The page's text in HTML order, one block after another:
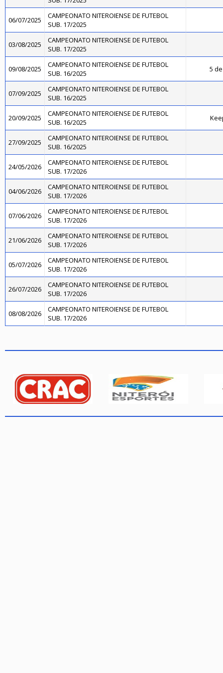
06/07/2025
CAMPEONATO NITEROIENSE DE FUTEBOL
SUB. 17/2025
03/08/2025
CAMPEONATO NITEROIENSE DE FUTEBOL
SUB. 17/2025
09/08/2025
CAMPEONATO NITEROIENSE DE FUTEBOL
SUB. 16/2025
5
07/09/2025
CAMPEONATO NITEROIENSE DE FUTEBOL
SUB. 16/2025
20/09/2025
CAMPEONATO NITEROIENSE DE FUTEBOL
SUB. 16/2025
27/09/2025
CAMPEONATO NITEROIENSE DE FUTEBOL
SUB. 16/2025
24/05/2026
CAMPEONATO NITEROIENSE DE FUTEBOL
SUB. 17/2026
04/06/2026
CAMPEONATO NITEROIENSE DE FUTEBOL
SUB. 17/2026
07/06/2026
CAMPEONATO NITEROIENSE DE FUTEBOL
SUB. 17/2026
21/06/2026
CAMPEONATO NITEROIENSE DE FUTEBOL
SUB. 17/2026
05/07/2026
CAMPEONATO NITEROIENSE DE FUTEBOL
SUB. 17/2026
26/07/2026
CAMPEONATO NITEROIENSE DE FUTEBOL
SUB. 17/2026
08/08/2026
CAMPEONATO NITEROIENSE DE FUTEBOL
SUB. 17/2026